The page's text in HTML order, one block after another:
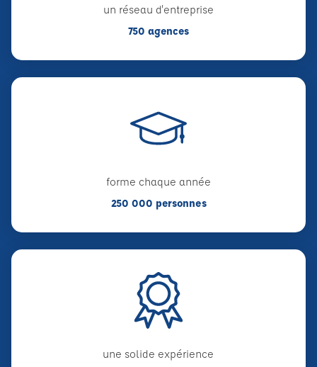
un réseau d'entreprise
750 agences
forme chaque année
250 000 personnes
une solide expérience